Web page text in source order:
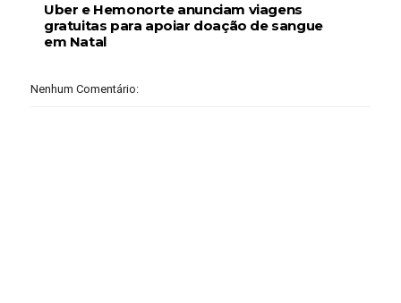
Uber e Hemonorte anunciam viagens
gratuitas para apoiar doação de sangue
em Natal
Nenhum Comentário: